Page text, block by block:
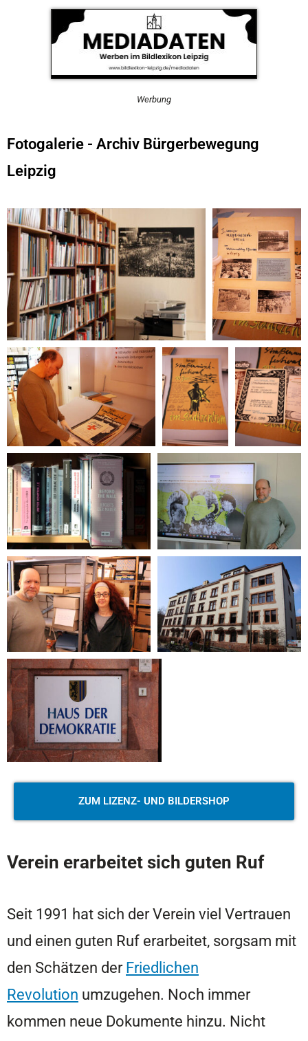
Werbung
Fotogalerie - Archiv Bürgerbewegung
Leipzig
ZUM LIZENZ- UND BILDERSHOP
Verein erarbeitet sich guten Ruf
Seit 1991 hat sich der Verein viel Vertrauen
und einen guten Ruf erarbeitet, sorgsam mit
den Schätzen derFriedlichen
Revolution umzugehen. Noch immer
kommen neue Dokumente hinzu. Nicht